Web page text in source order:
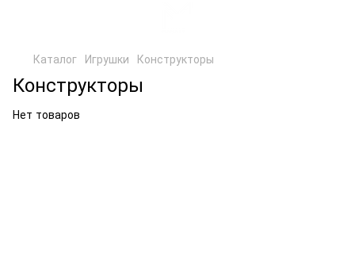
Каталог Игрушки Конструкторы
Конструкторы
Нет товаров